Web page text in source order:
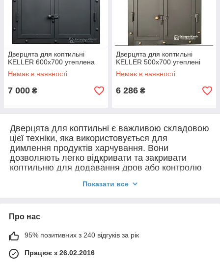
Дверцята для коптильні
KELLER 600x700 утеплена
Немає в наявності
7 000 ₴
Дверцята для коптильні
KELLER 500x700 утеплені
Немає в наявності
6 286 ₴
Дверцята для коптильні є важливою складовою
цієї техніки, яка використовується для
димлення продуктів харчування. Вони
дозволяють легко відкривати та закривати
коптильню для додавання дров або контролю
чавун або нержавіюча сталь. Для коптильні з
деревини зазвичай використовують дверцята зі
сталі, оскільки вони легші та менш
корозійностійкі, ніж інші матеріали.
Найпоширенішими типами дверцят для
коптильні є знімні дверцята, які кріпляться на
Показати все
Про нас
95% позитивних з 240 відгуків за рік
Працює з 26.02.2016